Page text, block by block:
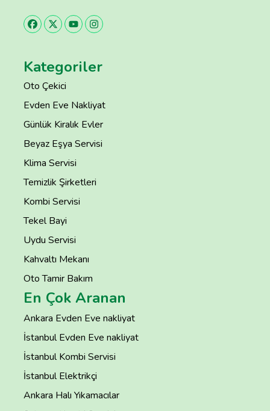
Kategoriler
Oto Çekici
Evden Eve Nakliyat
Günlük Kiralık Evler
Beyaz Eşya Servisi
Klima Servisi
Temizlik Şirketleri
Kombi Servisi
Tekel Bayi
Uydu Servisi
Kahvaltı Mekanı
Oto Tamir Bakım
En Çok Aranan
Ankara Evden Eve nakliyat
İstanbul Evden Eve nakliyat
İstanbul Kombi Servisi
İstanbul Elektrikçi
Ankara Halı Yıkamacılar